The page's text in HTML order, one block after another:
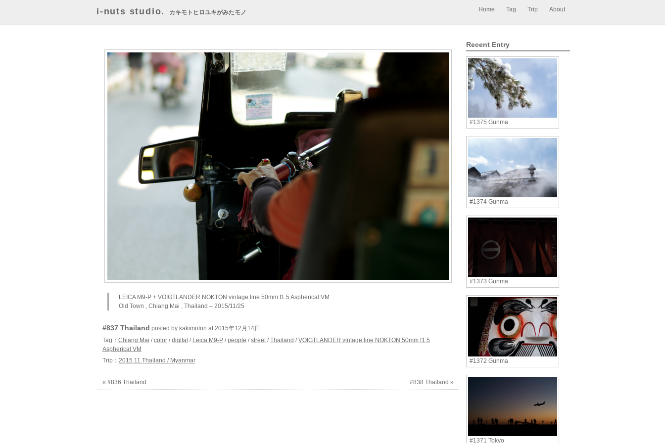
i-nuts studio. カキモトヒロユキがみたモノ Home Tag Trip About
LEICA M9-P + VOIGTLANDER NOKTON vintage line 50mm f1.5 Aspherical VM
Old Town , Chiang Mai , Thailand – 2015/11/25
#837 Thailand posted by kakimoton at 2015年12月14日
Tag： Chiang Mai /color /digital / Leica M9-P /people /street/Thailand /VOIGTLANDER vintage line NOKTON 50mm f1.5
Aspherical VM
Trip： 2015.11.Thailand / Myanmar
« #836 Thailand #838 Thailand »
Recent Entry
#1375 Gunma
#1374 Gunma
#1373 Gunma
#1372 Gunma
#1371 Tokyo